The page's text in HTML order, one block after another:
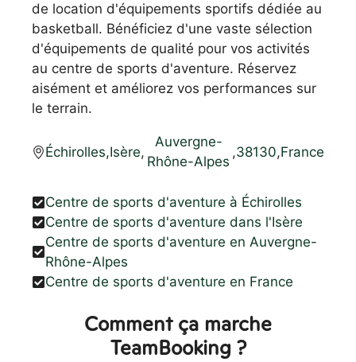
de location d'équipements sportifs dédiée au
basketball. Bénéficiez d'une vaste sélection
d'équipements de qualité pour vos activités
au centre de sports d'aventure. Réservez
aisément et améliorez vos performances sur
le terrain.
Échirolles,Isère,
Auvergne-
Rhône-Alpes
,38130,France
Centre de sports d'aventure à Échirolles
Centre de sports d'aventure dans l'Isère
Centre de sports d'aventure en Auvergne-
Rhône-Alpes
Centre de sports d'aventure en France
Comment ça marche
TeamBooking ?